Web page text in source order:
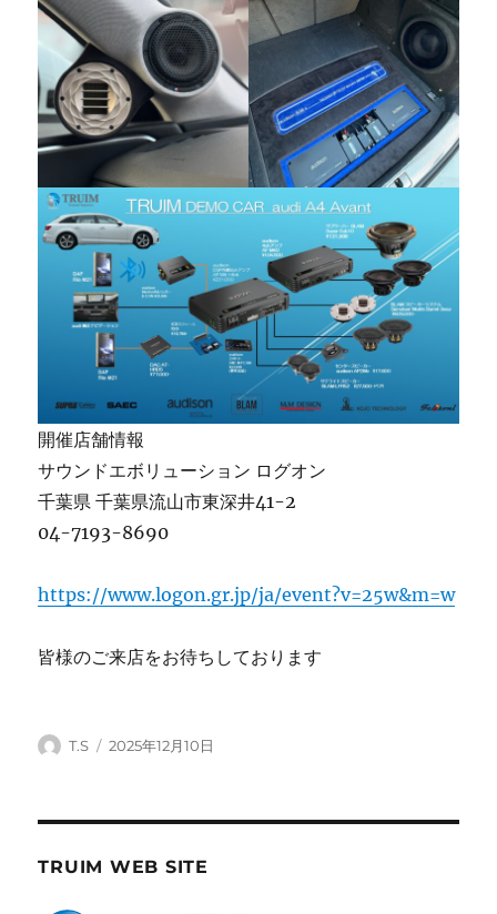
開催店舗情報
サウンドエボリューション ログオン
千葉県 千葉県流山市東深井41-2
04-7193-8690
https://www.logon.gr.jp/ja/event?v=25w&m=w
皆様のご来店をお待ちしております
投
T.S
投
2025年12月10日
TRUIM WEB SITE